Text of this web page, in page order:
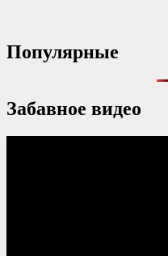
Популярные
Забавное видео